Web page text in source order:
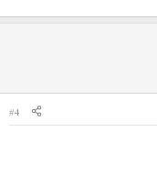
#4